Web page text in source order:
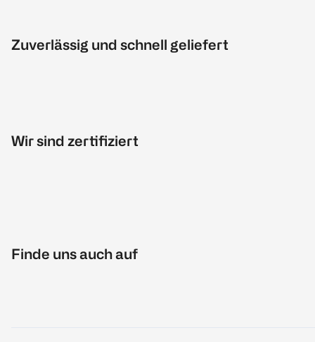
Zuverlässig und schnell geliefert
Wir sind zertifiziert
Finde uns auch auf